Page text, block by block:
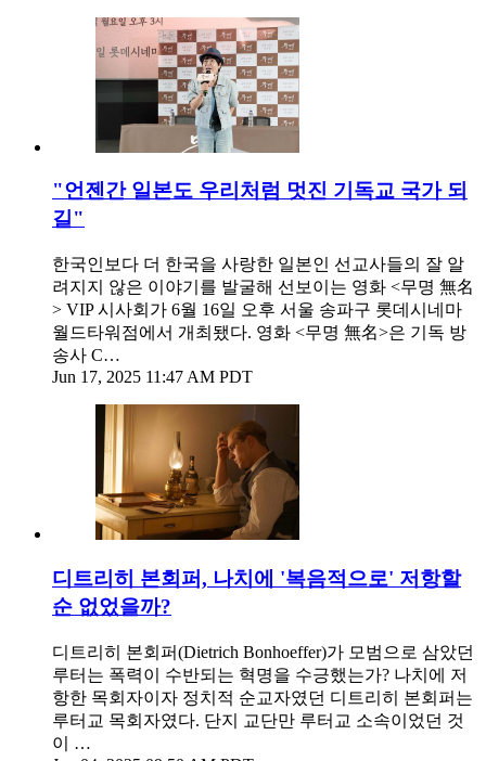
"언젠간 일본도 우리처럼 멋진 기독교 국가 되
길"
한국인보다 더 한국을 사랑한 일본인 선교사들의 잘 알
려지지 않은 이야기를 발굴해 선보이는 영화 <무명 無名
> VIP 시사회가 6월 16일 오후 서울 송파구 롯데시네마
월드타워점에서 개최됐다. 영화 <무명 無名>은 기독 방
송사 C…
Jun 17, 2025 11:47 AM PDT
디트리히 본회퍼, 나치에 '복음적으로' 저항할
순 없었을까?
디트리히 본회퍼(Dietrich Bonhoeffer)가 모범으로 삼았던
루터는 폭력이 수반되는 혁명을 수긍했는가? 나치에 저
항한 목회자이자 정치적 순교자였던 디트리히 본회퍼는
루터교 목회자였다. 단지 교단만 루터교 소속이었던 것
이 …